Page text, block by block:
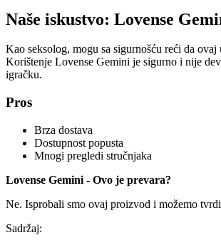
Naše iskustvo: Lovense
Kao seksolog, mogu sa sigurnošću reći da
Korištenje Lovense Gemini je sigurno i nije
igračku.
Pros
Brza dostava
Dostupnost popusta
Mnogi pregledi stručnjaka
Lovense Gemini - Ovo je prevara?
Ne. Isprobali smo ovaj proizvod i možemo
Sadržaj: